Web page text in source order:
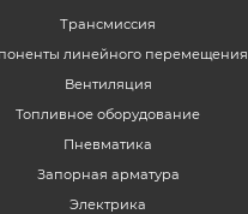
Трансмиссия
линейного перемещения
Вентиляция
Топливное оборудование
Пневматика
Запорная арматура
Электрика